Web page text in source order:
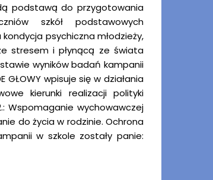
podstawą do przygotowania
szkół podstawowych
psychiczna młodzieży,
stresem i płynącą ze świata
wyników badań kampanii
wpisuje się w działania
kierunki realizacji polityki
Wspomaganie wychowawczej
do życia w rodzinie. Ochrona
w szkole zostały panie: